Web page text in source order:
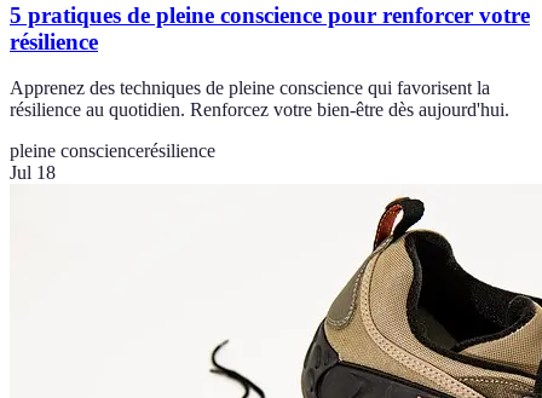
5 pratiques de pleine conscience pour renforcer votre
résilience
Apprenez des techniques de pleine conscience qui favorisent la
résilience au quotidien. Renforcez votre bien-être dès aujourd'hui.
pleine consciencerésilience
Jul 18